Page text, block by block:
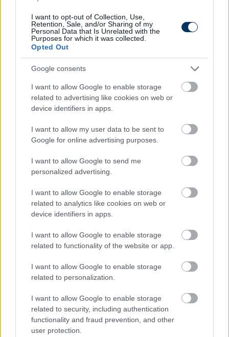
I want to opt-out of Collection, Use,
Retention, Sale, and/or Sharing of my
Personal Data that Is Unrelated with the
Purposes for which it was collected.
Opted Out
Google consents
I want to allow Google to enable storage
related to advertising like cookies on web or
device identifiers in apps.
I want to allow my user data to be sent to
Google for online advertising purposes.
I want to allow Google to send me
personalized advertising.
I want to allow Google to enable storage
related to analytics like cookies on web or
device identifiers in apps.
I want to allow Google to enable storage
related to functionality of the website or app.
I want to allow Google to enable storage
related to personalization.
I want to allow Google to enable storage
related to security, including authentication
functionality and fraud prevention, and other
user protection.
mosoni csapatnak, így hiába a 2-0-s vezetés, pont
nélkül maradtak.
A forduló pontmentése: Kaposvár - Győr 2-2
Cserejátékosai vezérletével mentett pontot
Kaposváron az ETO: a győriek 2-0-s vesztésre álltak
egészen a 80. percig, amikor a csereként beállt
Koltai Tamás révén szépíteni tudtak. A 91. percben
az egyenlítés is összejött, a szintén csereként a
végeredményt.
Róbert (Kaposvár)
A fentebb említett győri pontmentés után a
kaposváriakat irányító Waltner Róbert sejtelmesen
értékelt.
- Nehéz egy ilyen mérkőzés után beszélni. Először is
szeretném megköszönni a szurkolóinknak a
volna nyernünk. Sajnálom a játékosaimat, de büszke
vagyok rájuk, s teljesen együttérzek velük. Nem
szeretnék arról beszélni, hogy ezt a mérkőzést miért
nem mi nyertük meg. Remélem, az élet visszaadja
majd, amit most elvett- idézi a korábbi támadót a
rakoczifc.hu.